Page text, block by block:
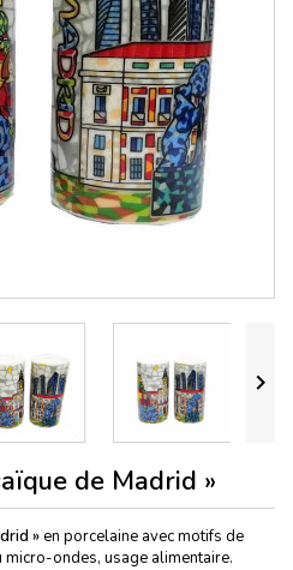

de Madrid »
»en porcelaine avec motifs de
ondes, usage alimentaire.